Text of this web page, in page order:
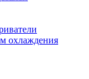
охлаждения